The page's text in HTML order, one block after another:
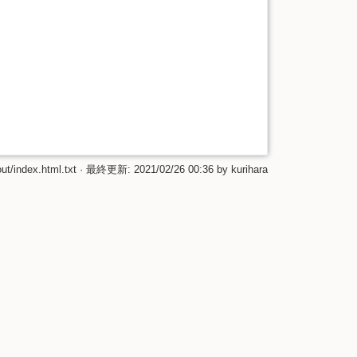
index.html.txt · 最終更新: 2021/02/26 00:36 by kurihara